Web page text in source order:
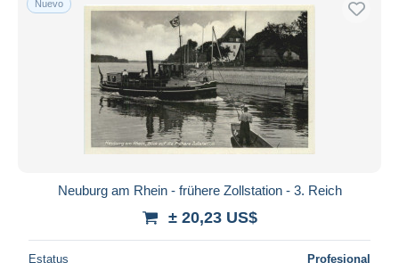
Nuevo
Neuburg am Rhein - frühere Zollstation - 3. Reich
± 20,23 US$
Estatus Profesional